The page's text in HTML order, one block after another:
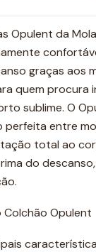
Opulent da
graças aos
quem procura
sublime. O
perfeita entre
total ao
do
Opulent